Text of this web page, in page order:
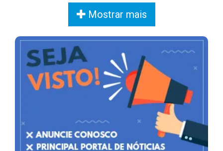
Mostrar mais